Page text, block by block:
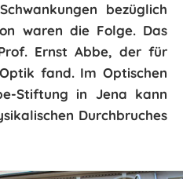
bezüglich
waren die Folge. Das
Ernst Abbe, der für
fand. Im Optischen
Stiftung in Jena kann
Durchbruches